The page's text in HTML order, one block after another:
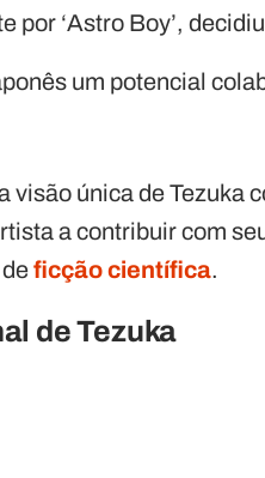
por ‘Astro Boy’,
um potencial
visão única de Tezuka
a contribuir com
deficção científica.
de Tezuka